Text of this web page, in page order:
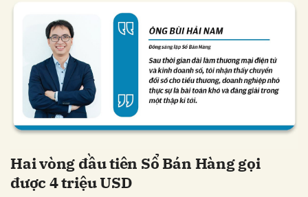
Hai vòng đầu tiên Sổ Bán Hàng gọi
được 4 triệu USD